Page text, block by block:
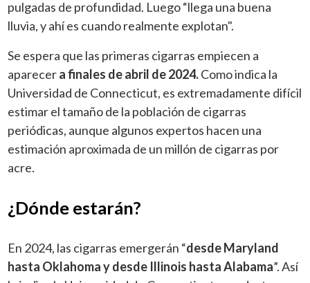
pulgadas de profundidad. Luego “llega una buena
lluvia, y ahí es cuando realmente explotan".
Se espera que las primeras cigarras empiecen a
aparecera finales de abril de 2024.Como indica la
Universidad de Connecticut, es extremadamente difícil
estimar el tamaño de la población de cigarras
periódicas, aunque algunos expertos hacen una
estimación aproximada de un millón de cigarras por
acre.
¿Dónde estarán?
En 2024, las cigarras emergerán “desde Maryland
hasta Oklahoma y desde Illinois hasta Alabama”. Así